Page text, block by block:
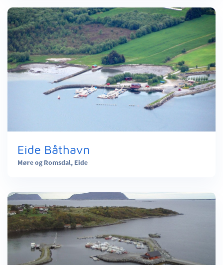
Eide Båthavn
Møre og Romsdal, Eide